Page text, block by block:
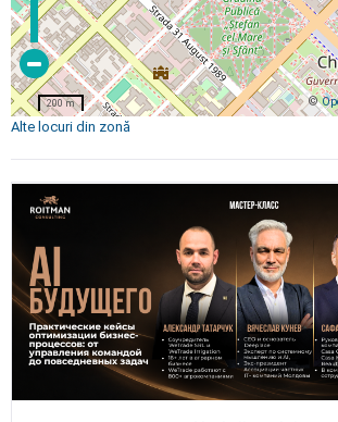
©
200 m
Alte locuri din zonă